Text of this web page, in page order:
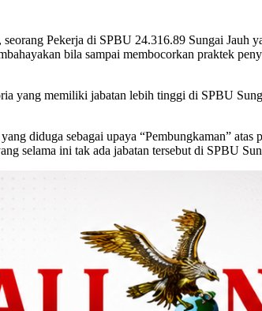
Pekerja di SPBU 24.316.89 Sungai Jauh
bila sampai membocorkan praktek
yang memiliki jabatan lebih tinggi di SPBU
diduga sebagai upaya “Pembungkaman”
selama ini tak ada jabatan tersebut di SPBU